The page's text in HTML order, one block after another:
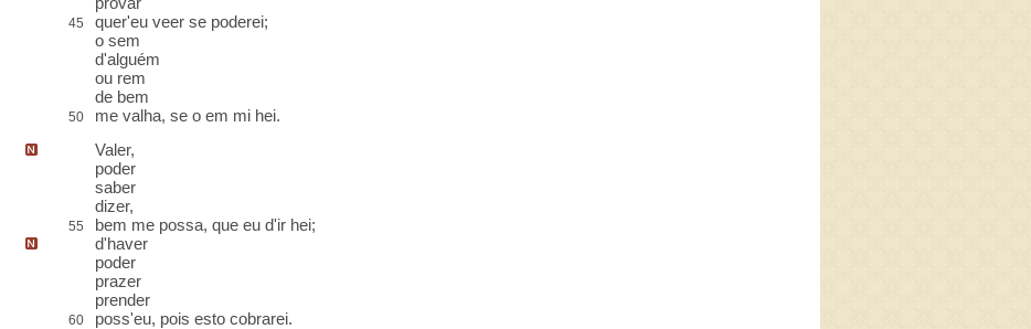
45
quer'eu veer se poderei;
o sem
d'alguém
ou rem
de bem
50 me valha, se o em mi hei.
Valer,
poder
saber
dizer,
55 bem me possa, que eu d'ir hei;
d'haver
poder
prazer
prender
60 poss'eu, pois esto cobrarei.